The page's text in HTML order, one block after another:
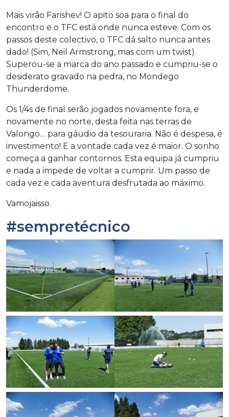
Mais virão Farishev! O apito soa para o final do
encontro e o TFC está onde nunca esteve. Com os
passos deste colectivo, o TFC dá salto nunca antes
dado! (Sim, Neil Armstrong, mas com um twist).
Superou-se a marca do ano passado e cumpriu-se o
desiderato gravado na pedra, no Mondego
Thunderdome.
Os 1/4s de final serão jogados novamente fora, e
novamente no norte, desta feita nas terras de
Valongo… para gáudio da tesouraria. Não é despesa, é
investimento! E a vontade cada vez é maior. O sonho
começa a ganhar contornos. Esta equipa já cumpriu
e nada a impede de voltar a cumprir. Um passo de
cada vez e cada aventura desfrutada ao máximo.
Vamojaisso.
#sempretécnico